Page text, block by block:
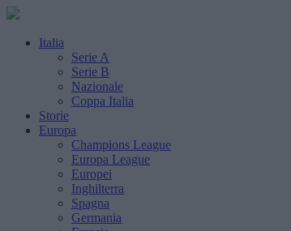
Italia
Serie A
Serie B
Nazionale
Coppa Italia
Storie
Europa
Champions League
Europa League
Europei
Inghilterra
Spagna
Germania